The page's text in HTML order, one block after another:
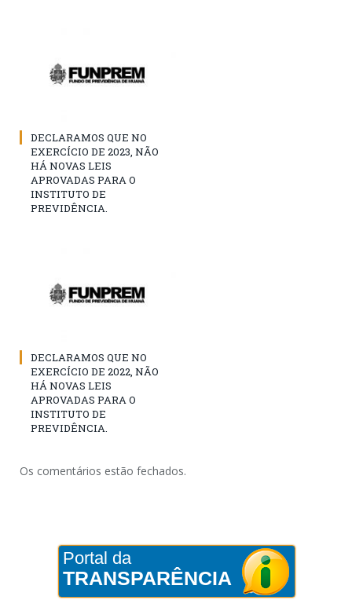
DECLARAMOS QUE NO
EXERCÍCIO DE 2023, NÃO
HÁ NOVAS LEIS
APROVADAS PARA O
INSTITUTO DE
PREVIDÊNCIA.
DECLARAMOS QUE NO
EXERCÍCIO DE 2022, NÃO
HÁ NOVAS LEIS
APROVADAS PARA O
INSTITUTO DE
PREVIDÊNCIA.
Os comentários estão fechados.
Portal da
TRANSPARÊNCIA